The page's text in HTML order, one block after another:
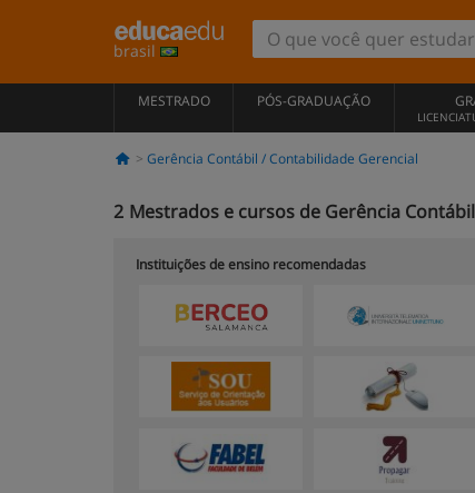
brasil
MESTRADO PÓS-GRADUAÇÃO
Gerência Contábil / Contabilidade Gerencial
2 Mestrados e cursos de Gerência
Instituições de ensino recomendadas